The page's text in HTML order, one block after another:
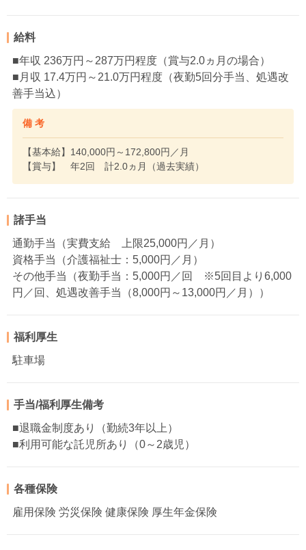
給料
■年収 236万円～287万円程度（賞与2.0ヵ月の場合）
■月収 17.4万円～21.0万円程度（夜勤5回分手当、処遇改
善手当込）
備 考
【基本給】140,000円～172,800円／月
【賞与】 年2回 計2.0ヵ月（過去実績）
諸手当
通勤手当（実費支給 上限25,000円／月）
資格手当（介護福祉士：5,000円／月）
その他手当（夜勤手当：5,000円／回 ※5回目より6,000
円／回、処遇改善手当（8,000円～13,000円／月））
福利厚生
駐車場
手当/福利厚生備考
■退職金制度あり（勤続3年以上）
■利用可能な託児所あり（0～2歳児）
各種保険
雇用保険 労災保険 健康保険 厚生年金保険